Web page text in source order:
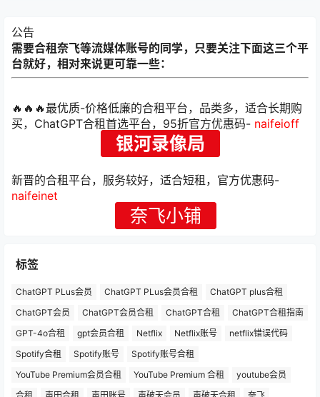
公告
需要合租奈飞等流媒体账号的同学，只要关注下面这三个平
台就好，相对来说更可靠一些：
🔥🔥🔥最优质-价格低廉的合租平台，品类多，适合长期购
买，ChatGPT合租首选平台，95折官方优惠码- naifeioff
银河录像局
新晋的合租平台，服务较好，适合短租，官方优惠码-
naifeinet
奈飞小铺
标签
ChatGPT PLus会员 ChatGPT PLus会员合租
ChatGPT plus合租
ChatGPT会员
ChatGPT会员合租 ChatGPT合租
ChatGPT合租指南
GPT-4o合租
gpt会员合租 Netflix Netflix账号
netflix错误代码
Spotify合租
Spotify账号
Spotify账号合租
YouTube Premium会员合租
YouTube Premium 合租
youtube会员